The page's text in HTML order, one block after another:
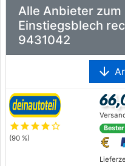
Alle Anbieter zum
Einstiegsblech
9431042
arrow_downward
starstarstarstarstar_outline
(90 %)